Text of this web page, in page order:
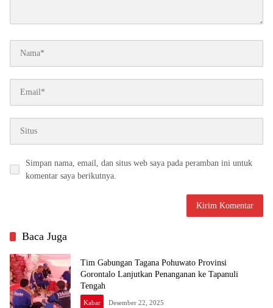
Simpan nama, email, dan situs web saya pada peramban ini untuk
komentar saya berikutnya.
Baca Juga
Tim Gabungan Tagana Pohuwato Provinsi
Gorontalo Lanjutkan Penanganan ke Tapanuli
Tengah
Kabar Desember 22, 2025